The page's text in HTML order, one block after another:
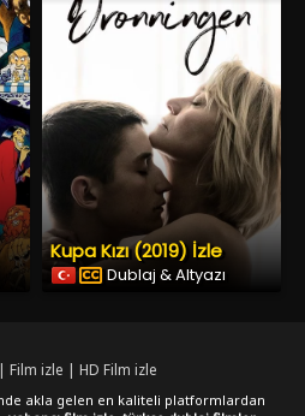
Kupa Kızı (2019) İzle
Dublaj & Altyazı
Film izle | HD Film izle
akla gelen en kaliteli platformlardan